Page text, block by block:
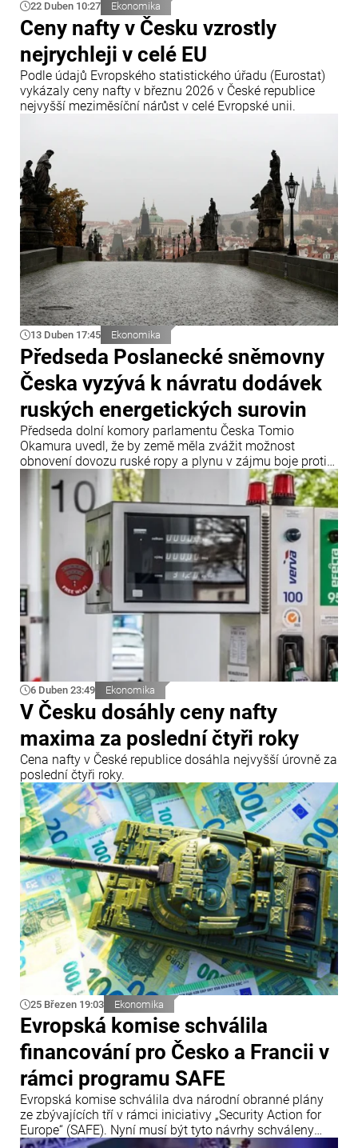
22 Duben 10:27 Ekonomika
Ceny nafty v Česku vzrostly
nejrychleji v celé EU
Podle údajů Evropského statistického úřadu (Eurostat)
vykázaly ceny nafty v březnu 2026 v České republice
nejvyšší meziměsíční nárůst v celé Evropské unii.
13 Duben 17:45 Ekonomika
Předseda Poslanecké sněmovny
Česka vyzývá k návratu dodávek
ruských energetických surovin
Předseda dolní komory parlamentu Česka Tomio
Okamura uvedl, že by země měla zvážit možnost
obnovení dovozu ruské ropy a plynu v zájmu boje proti
vysokým cenám energií a pohonných hmot. Zároveň
poznamenal, že tyto suroviny do Evropy nadále
přicházejí nepřímo.
6 Duben 23:49 Ekonomika
V Česku dosáhly ceny nafty
maxima za poslední čtyři roky
Cena nafty v České republice dosáhla nejvyšší úrovně za
poslední čtyři roky.
25 Březen 19:03 Ekonomika
Evropská komise schválila
financování pro Česko a Francii v
rámci programu SAFE
Evropská komise schválila dva národní obranné plány
ze zbývajících tří v rámci iniciativy „Security Action for
Europe“ (SAFE). Nyní musí být tyto návrhy schváleny